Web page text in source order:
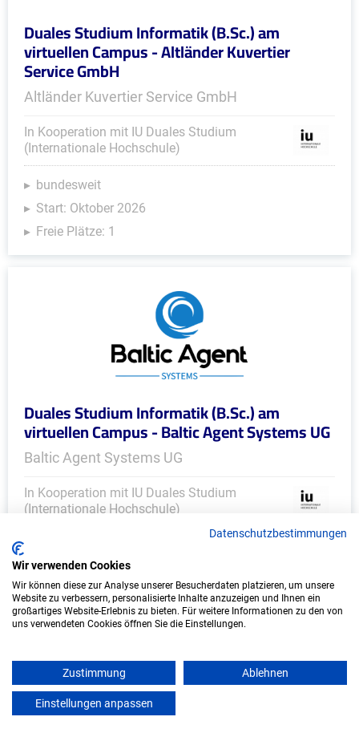
Duales Studium Informatik (B.Sc.) am
virtuellen Campus - Altländer Kuvertier
Service GmbH
Altländer Kuvertier Service GmbH
In Kooperation mit IU Duales Studium
(Internationale Hochschule)
bundesweit
Start: Oktober 2026
Freie Plätze: 1
Duales Studium Informatik (B.Sc.) am
virtuellen Campus - Baltic Agent Systems UG
Baltic Agent Systems UG
In Kooperation mit IU Duales Studium
(Internationale Hochschule)
Start: Oktober 2026
Freie Plätze: 1
Weitere Ausbildungsplätze
Datenschutzbestimmungen
Wir verwenden Cookies
Wir können diese zur Analyse unserer Besucherdaten platzieren, um unsere
Website zu verbessern, personalisierte Inhalte anzuzeigen und Ihnen ein
großartiges Website-Erlebnis zu bieten. Für weitere Informationen zu den von
uns verwendeten Cookies öffnen Sie die Einstellungen.
Zustimmung Ablehnen
Einstellungen anpassen